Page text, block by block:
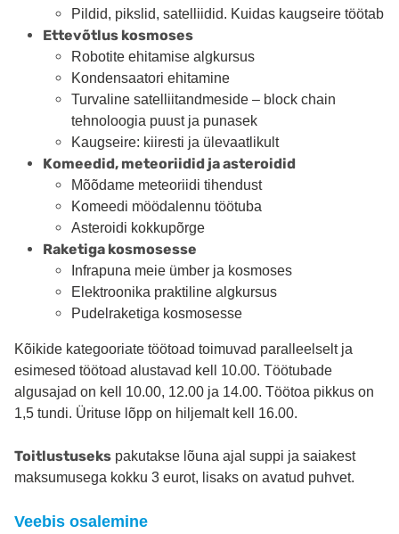
Pildid, pikslid, satelliidid. Kuidas kaugseire töötab
Ettevõtlus kosmoses
Robotite ehitamise algkursus
Kondensaatori ehitamine
Turvaline satelliitandmeside – block chain
tehnoloogia puust ja punasek
Kaugseire: kiiresti ja ülevaatlikult
Komeedid, meteoriidid ja asteroidid
Mõõdame meteoriidi tihendust
Komeedi möödalennu töötuba
Asteroidi kokkupõrge
Raketiga kosmosesse
Infrapuna meie ümber ja kosmoses
Elektroonika praktiline algkursus
Pudelraketiga kosmosesse
Kõikide kategooriate töötoad toimuvad paralleelselt ja
esimesed töötoad alustavad kell 10.00. Töötubade
algusajad on kell 10.00, 12.00 ja 14.00. Töötoa pikkus on
1,5 tundi. Ürituse lõpp on hiljemalt kell 16.00.
Toitlustuseks pakutakse lõuna ajal suppi ja saiakest
maksumusega kokku 3 eurot, lisaks on avatud puhvet.
Veebis osalemine